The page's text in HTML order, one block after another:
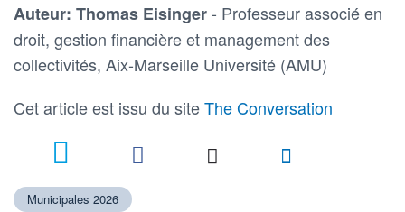
Auteur: Thomas Eisinger- Professeur associé en
droit, gestion financière et management des
collectivités, Aix-Marseille Université (AMU)
Cet article est issu du siteThe Conversation
Municipales 2026